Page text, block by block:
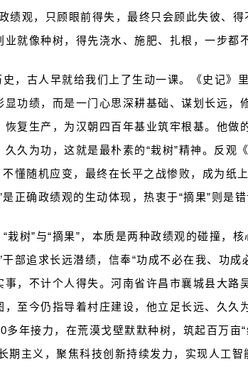
绩观，只顾眼前得失，最终只会顾此失彼、
业就像种树，得先浇水、施肥、扎根，一步都
，古人早就给我们上了生动一课。《史记》
显功绩，而是一门心思深耕基础、谋划长远，
恢复生产，为汉朝四百年基业筑牢根基。他做
久久为功，这就是最朴素的“栽树”精神。反观
不懂随机应变，最终在长平之战惨败，成为纸
是正确政绩观的生动体现，热衷于“摘果”则是错
栽树”与“摘果”，本质是两种政绩观的碰撞，
干部追求长远潜绩，信奉“功成不必在我、功
事，不计个人得失。河南省许昌市襄城县大路
，至今仍指导着村庄建设，他立足长远、久久
多年接力，在荒漠戈壁默默种树，筑起百万亩
期主义，聚焦科技创新持续发力，实现人工智